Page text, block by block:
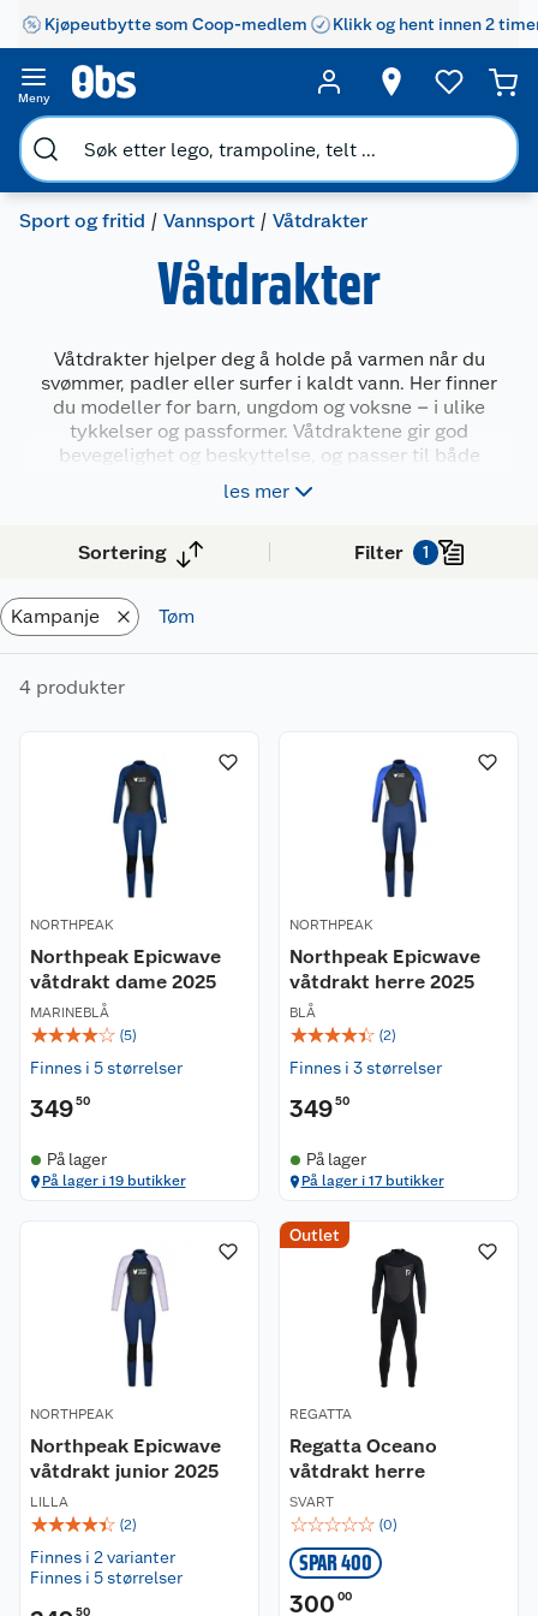
Kjøpeutbytte som Coop-medlem Klikk og hent innen 2
Meny
Sport og fritid Vannsport Våtdrakter
Våtdrakter
Våtdrakter hjelper deg å holde på varmen når du
svømmer, padler eller surfer i kaldt vann. Her finner
du modeller for barn, ungdom og voksne – i ulike
tykkelser og passformer. Våtdraktene gir god
bevegelighet og beskyttelse, og passer til både
bading, vannsport og lek ved sjøen. Velg mellom
lange og korte varianter, med glidelås foran eller bak,
les mer
Sortering Filter 1
Kampanje Tøm
4 produkter
NORTHPEAK
Northpeak Epicwave
våtdrakt dame 2025
MARINEBLÅ
☆☆☆☆☆ (5)
Finnes i 5 størrelser
34950
På lager
På lager i 19 butikker
NORTHPEAK
Northpeak Epicwave
våtdrakt herre 2025
BLÅ
☆☆☆☆☆ (2)
Finnes i 3 størrelser
34950
På lager
På lager i 17 butikker
NORTHPEAK
Northpeak Epicwave
våtdrakt junior 2025
LILLA
☆☆☆☆☆ (2)
Finnes i 2 varianter
Finnes i 5 størrelser
50
Outlet
REGATTA
Regatta Oceano
våtdrakt herre
SVART
☆☆☆☆☆ (0)
SPAR 400
300 00
Våre butikker
Våre merkevarer
Coop kjeder
Ledige stillinger
Bærekraft
Kundeservice
Angre- og returrett
Reklamasjon og garanti
Ofte stilte spørsmål
Betalingsalternativer
Leveringsalternativer
Pakkesporing
Åpent kjøp